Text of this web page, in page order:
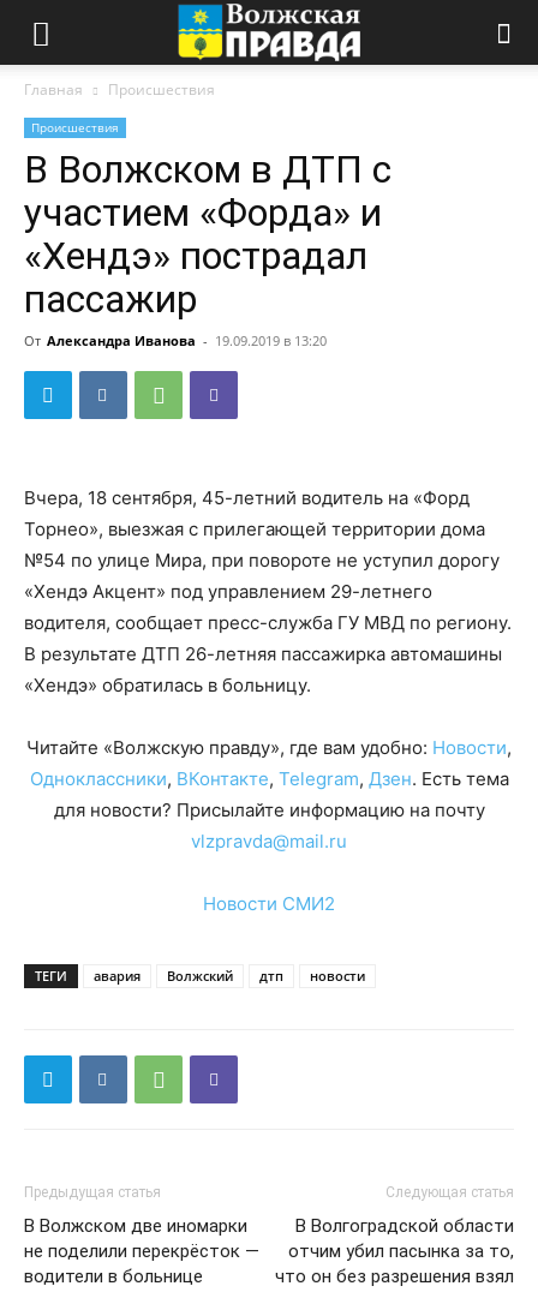
Главная Происшествия
Происшествия
В Волжском в ДТП с
участием «Форда» и
«Хендэ» пострадал
пассажир
От Александра Иванова - 19.09.2019 в 13:20
Вчера, 18 сентября, 45-летний водитель на «Форд
Торнео», выезжая с прилегающей территории дома
№54 по улице Мира, при повороте не уступил дорогу
«Хендэ Акцент» под управлением 29-летнего
водителя, сообщает пресс-служба ГУ МВД по региону.
В результате ДТП 26-летняя пассажирка автомашины
«Хендэ» обратилась в больницу.
Читайте «Волжскую правду», где вам удобно: Новости,
Одноклассники, ВКонтакте, Telegram, Дзен. Есть тема
для новости? Присылайте информацию на почту
vlzpravda@mail.ru
Новости СМИ2
ТЕГИ авария Волжский дтп новости
Предыдущая статья
В Волжском две иномарки
не поделили перекрёсток —
водители в больнице
Следующая статья
В Волгоградской области
отчим убил пасынка за то,
что он без разрешения взял